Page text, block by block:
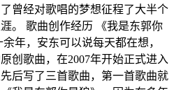
曾经对歌唱的梦想征程了大半个
。 歌曲创作经历 《我是东郭你
年，安东可以说每天都在想，
创歌曲，在2007年开始正式进入
后写了三首歌曲，第一首歌曲就